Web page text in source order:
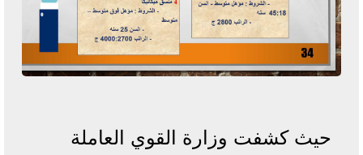
حيث كشفت وزارة القوي العاملة